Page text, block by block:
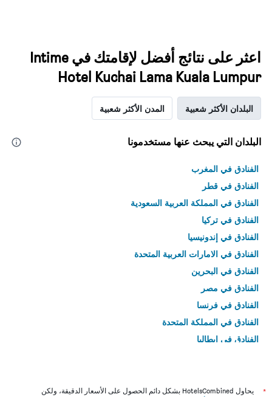
اعثر على نتائج أفضل لإقامتك في Intime
Hotel Kuchai Lama Kuala Lumpur
البلدان الأكثر شعبية المدن الأكثر شعبية
البلدان التي يبحث عنها مستخدمونا
الفنادق في المغرب
الفنادق في قطر
الفنادق في المملكة العربية السعودية
الفنادق في تركيا
الفنادق في إندونيسيا
الفنادق في الامارات العربية المتحدة
الفنادق في البحرين
الفنادق في مصر
الفنادق في فرنسا
الفنادق في المملكة المتحدة
الفنادق في إيطاليا
*
يحاول HotelsCombined بشكل دائم الحصول على الأسعار الدقيقة، ولكن